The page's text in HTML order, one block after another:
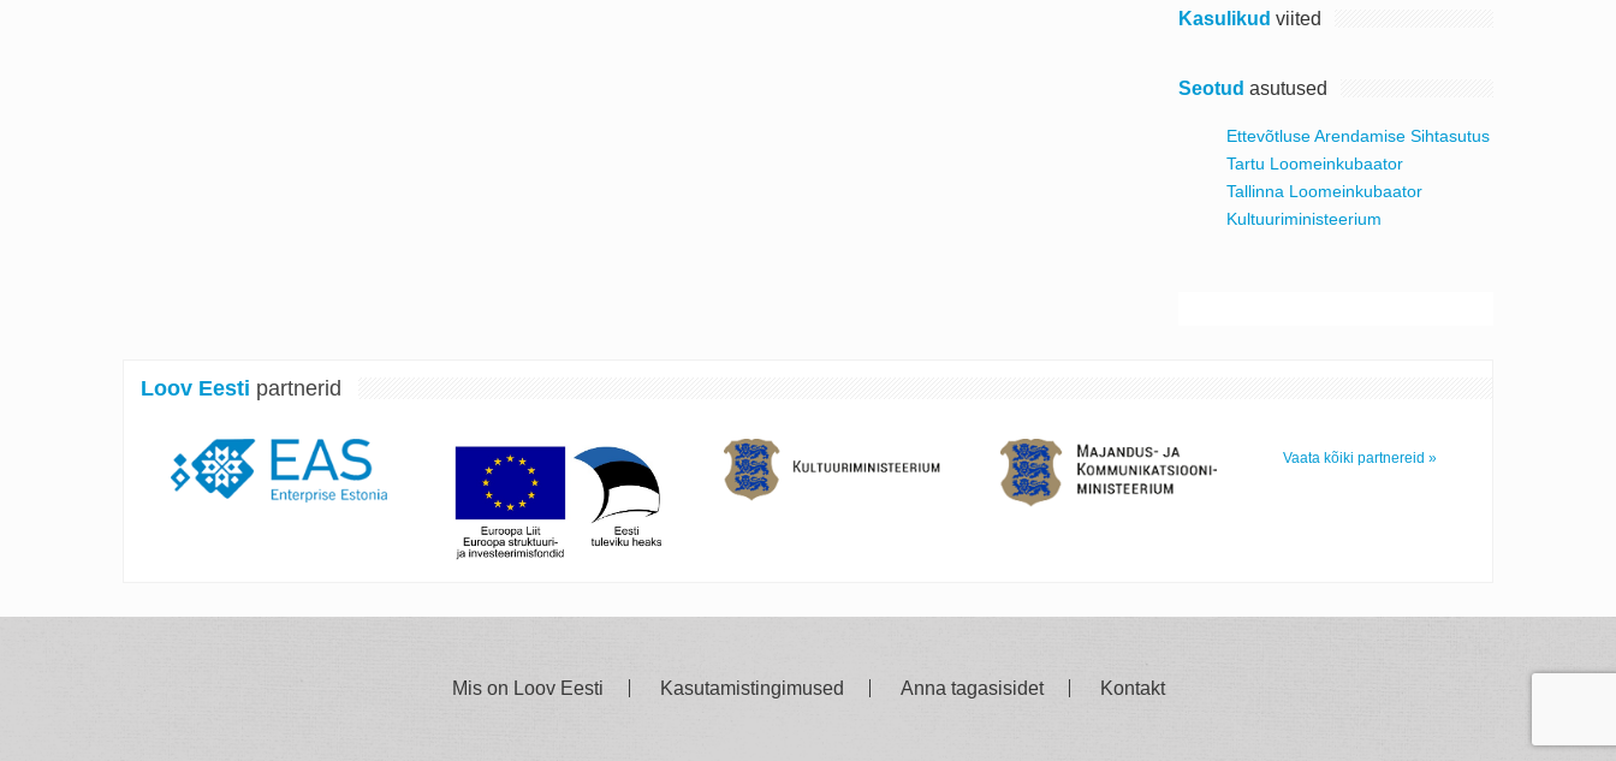
Kasulikud viited
Seotud asutused
Ettevõtluse Arendamise Sihtasutus
Tartu Loomeinkubaator
Tallinna Loomeinkubaator
Kultuuriministeerium
Loov Eesti partnerid
Vaata kõiki partnereid »
Mis on Loov Eesti Kasutamistingimused Anna tagasisidet Kontakt